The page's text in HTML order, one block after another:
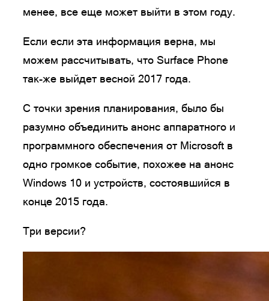
менее, все еще может выйти в этом году.
Если если эта информация верна, мы
можем рассчитывать, что Surface Phone
так-же выйдет весной 2017 года.
С точки зрения планирования, было бы
разумно объединить анонс аппаратного и
программного обеспечения от Microsoft в
одно громкое событие, похожее на анонс
Windows 10 и устройств, состоявшийся в
конце 2015 года.
Три версии?